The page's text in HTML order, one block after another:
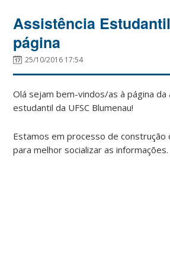
Assistência
página
25/10/2016 17:54
Olá sejam bem-vindos/as à página da
estudantil da UFSC Blumenau!
Estamos em processo de construção
para melhor socializar as informações.